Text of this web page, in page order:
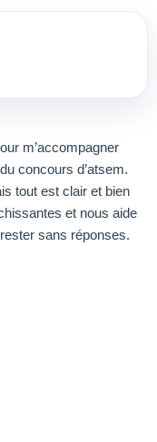
m’accompagner
concours d’atsem.
tout est clair et bien
et nous aide
sans réponses.